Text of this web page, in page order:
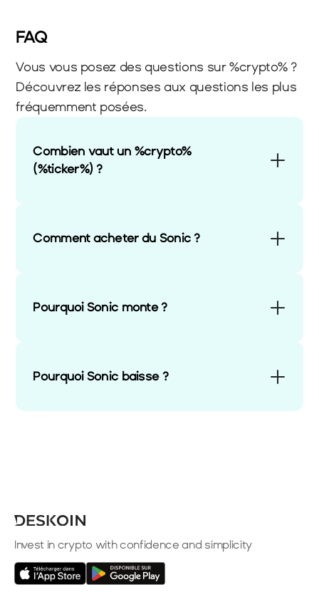
FAQ
Vous vous posez des questions sur %crypto% ?
Découvrez les réponses aux questions les plus
fréquemment posées.
Combien vaut un %crypto%
(%ticker%) ?
Comment acheter du Sonic ?
Pourquoi Sonic monte ?
Pourquoi Sonic baisse ?
Invest in crypto with confidence and simplicity